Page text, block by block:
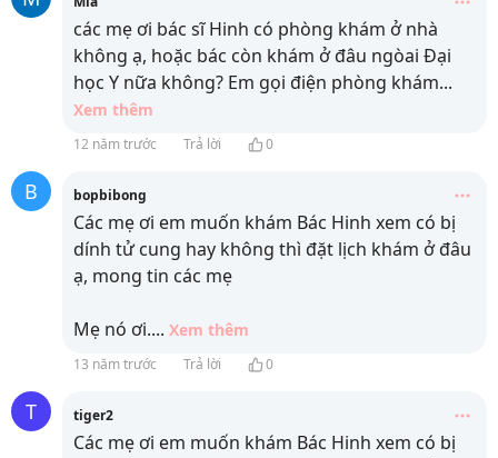
các mẹ ơi bác sĩ Hinh có phòng khám ở nhà
không ạ, hoặc bác còn khám ở đâu ngòai Đại
học Y nữa không? Em gọi điện phòng khám...
Xem thêm
12 năm trước Trả lời 0
B bopbibong
Các mẹ ơi em muốn khám Bác Hinh xem có bị
dính tử cung hay không thì đặt lịch khám ở đâu
ạ, mong tin các mẹ
Mẹ nó ơi.... Xem thêm
13 năm trước Trả lời 0
T tiger2
Các mẹ ơi em muốn khám Bác Hinh xem có bị